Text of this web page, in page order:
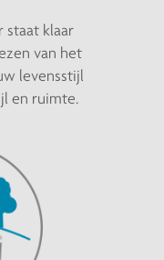
staat klaar
van het
levensstijl
en ruimte.